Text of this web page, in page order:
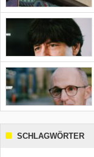
SCHLAGWÖRTER